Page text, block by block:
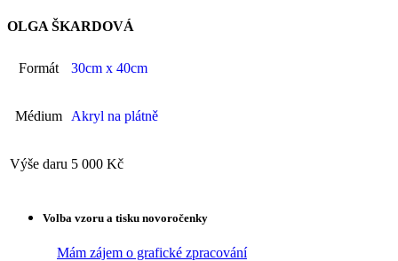
OLGA ŠKARDOVÁ
Formát 30cm x 40cm
Médium Akryl na plátně
Výše daru 5 000 Kč
Volba vzoru a tisku novoročenky
Mám zájem o grafické zpracování